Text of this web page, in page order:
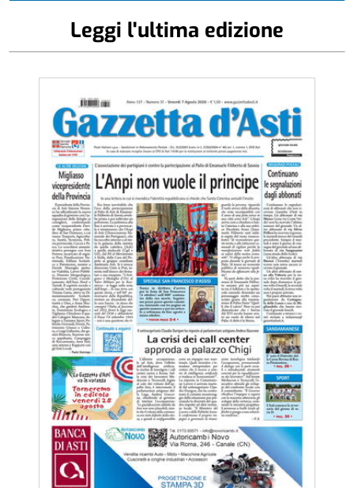
Leggi l'ultima edizione